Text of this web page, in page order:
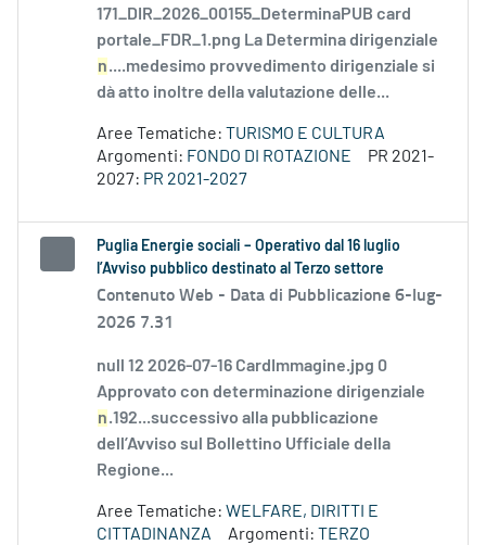
171_DIR_2026_00155_DeterminaPUB card
portale_FDR_1.png La Determina dirigenziale
n....medesimo provvedimento dirigenziale si
dà atto inoltre della valutazione delle...
Aree Tematiche: TURISMO E CULTURA
Argomenti: FONDO DI ROTAZIONE
PR 2021-
2027: PR 2021-2027
Puglia Energie sociali – Operativo dal 16 luglio
l’Avviso pubblico destinato al Terzo settore
Contenuto Web - Data di Pubblicazione 6-lug-
2026 7.31
null 12 2026-07-16 CardImmagine.jpg 0
Approvato con determinazione dirigenziale
n.192...successivo alla pubblicazione
dell’Avviso sul Bollettino Ufficiale della
Regione...
Aree Tematiche: WELFARE, DIRITTI E
CITTADINANZA
Argomenti: TERZO